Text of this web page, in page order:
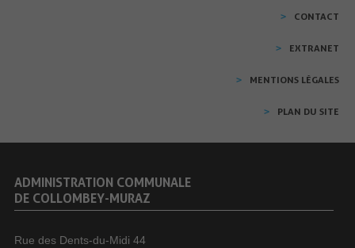
CONTACT
EXTRANET
MENTIONS LÉGALES
PLAN DU SITE
ADMINISTRATION COMMUNALE
DE COLLOMBEY-MURAZ
Rue des Dents-du-Midi 44